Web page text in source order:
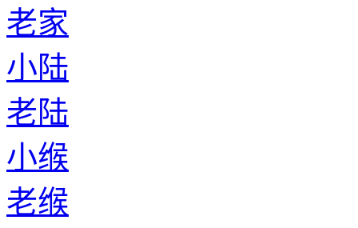
老家
小陆
老陆
小缑
老缑